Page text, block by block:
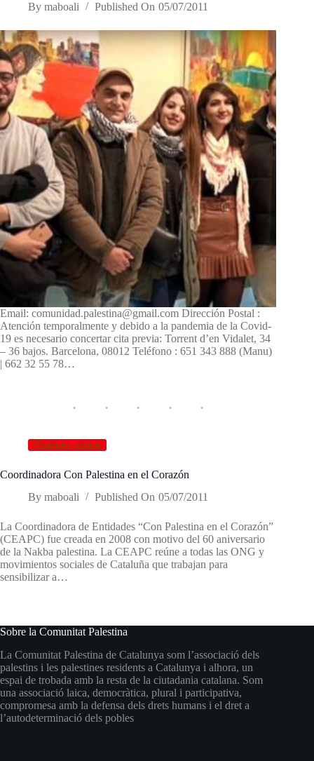
By maboali Published On 05/07/2011
Email: comunidad.palestina@gmail.com Dirección Postal :
Atención temporalmente y debido a la pandemia de la Covid-
19 es necesario concertar cita previa: Torrent d’en Vidalet, 34
– 36 bajos. Barcelona, ​​08012 Teléfono : 651 343 888 (Manu)
| 662 32 55 78…
Quiénes somos
Coordinadora Con Palestina en el Corazón
By maboali Published On 05/07/2011
La Coordinadora de Entidades “Con Palestina en el Corazón”
(CEAPC) fue creada en 2008 con motivo del 60 aniversario
de la Nakba palestina. La CEAPC reúne a todas las ONG y
movimientos sociales de Cataluña que trabajan para
sensibilizar a…
Sobre la Comunitat Palestina
La Comunitat Palestina de Catalunya som l’associació dels
palestins i les palestines residents a Catalunya i alhora, un
espai de trobada amb la resta de la ciutadania catalana. Som
una associació laica, democràtica, plural i participativa,
compromesa amb la defensa dels drets humans i el dret a
l’autodeterminació dels pobles